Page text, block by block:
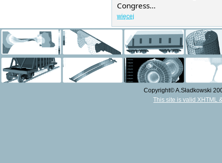
Congress...
więcej
Copyright© A.Sładkowski
This site is valid XHTML